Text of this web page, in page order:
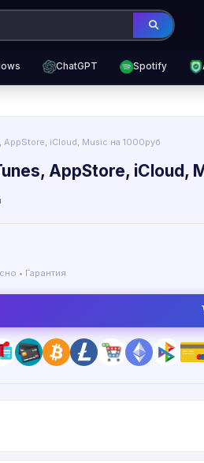
ChatGPT Spotify
AppStore, iCloud, Music на 1000руб
AppStore, iCloud,
• Гарантия